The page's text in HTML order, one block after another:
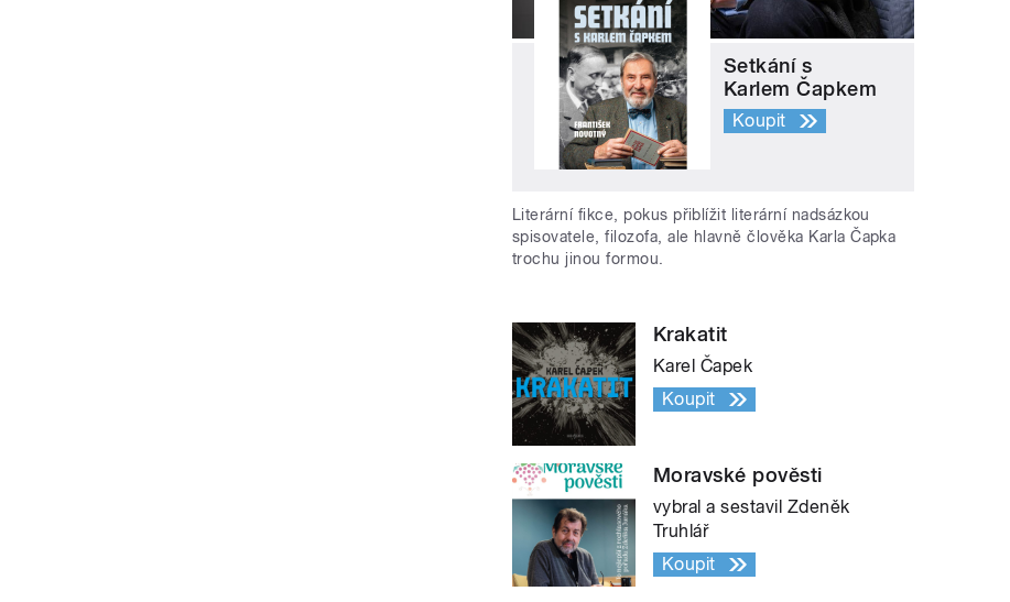
Setkání s
Karlem Čapkem
Koupit
Literární fikce, pokus přiblížit literární nadsázkou
spisovatele, filozofa, ale hlavně člověka Karla Čapka
trochu jinou formou.
Krakatit
Karel Čapek
Koupit
Moravské pověsti
vybral a sestavil Zdeněk
Truhlář
Koupit